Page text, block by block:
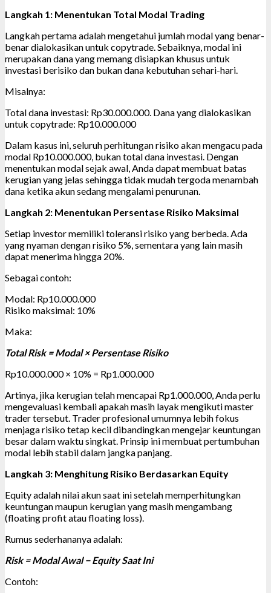
Langkah 1: Menentukan Total Modal Trading
Langkah pertama adalah mengetahui jumlah modal yang benar-
benar dialokasikan untuk copytrade. Sebaiknya, modal ini
merupakan dana yang memang disiapkan khusus untuk
investasi berisiko dan bukan dana kebutuhan sehari-hari.
Misalnya:
Total dana investasi: Rp30.000.000. Dana yang dialokasikan
untuk copytrade: Rp10.000.000
Dalam kasus ini, seluruh perhitungan risiko akan mengacu pada
modal Rp10.000.000, bukan total dana investasi. Dengan
menentukan modal sejak awal, Anda dapat membuat batas
kerugian yang jelas sehingga tidak mudah tergoda menambah
dana ketika akun sedang mengalami penurunan.
Langkah 2: Menentukan Persentase Risiko Maksimal
Setiap investor memiliki toleransi risiko yang berbeda. Ada
yang nyaman dengan risiko 5%, sementara yang lain masih
dapat menerima hingga 20%.
Sebagai contoh:
Modal: Rp10.000.000
Risiko maksimal: 10%
Maka:
Total Risk = Modal × Persentase Risiko
Rp10.000.000 × 10% = Rp1.000.000
Artinya, jika kerugian telah mencapai Rp1.000.000, Anda perlu
mengevaluasi kembali apakah masih layak mengikuti master
trader tersebut. Trader profesional umumnya lebih fokus
menjaga risiko tetap kecil dibandingkan mengejar keuntungan
besar dalam waktu singkat. Prinsip ini membuat pertumbuhan
modal lebih stabil dalam jangka panjang.
Langkah 3: Menghitung Risiko Berdasarkan Equity
Equity adalah nilai akun saat ini setelah memperhitungkan
keuntungan maupun kerugian yang masih mengambang
(floating profit atau floating loss).
Rumus sederhananya adalah:
Risk = Modal Awal − Equity Saat Ini
Contoh: